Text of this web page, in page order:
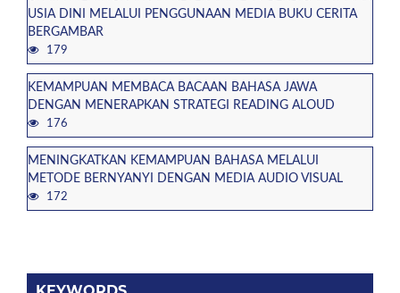
USIA DINI MELALUI PENGGUNAAN MEDIA BUKU CERITA
BERGAMBAR
179
KEMAMPUAN MEMBACA BACAAN BAHASA JAWA
DENGAN MENERAPKAN STRATEGI READING ALOUD
176
MENINGKATKAN KEMAMPUAN BAHASA MELALUI
METODE BERNYANYI DENGAN MEDIA AUDIO VISUAL
172